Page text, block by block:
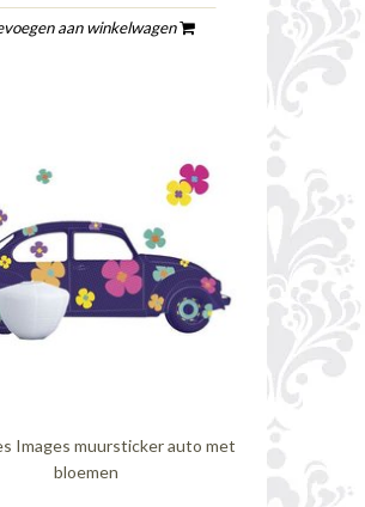
aan winkelwagen
Images muursticker auto met
bloemen